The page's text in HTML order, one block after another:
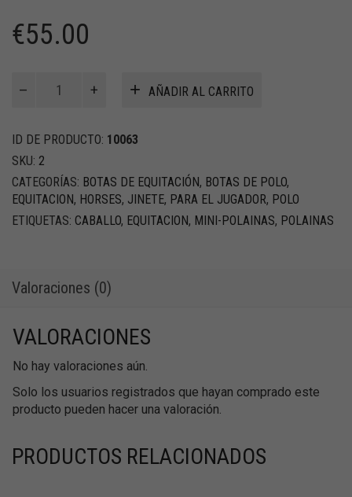
€55.00
cantidad
AÑADIR AL CARRITO
ID DE PRODUCTO: 10063
SKU: 2
CATEGORÍAS: BOTAS DE EQUITACIÓN, BOTAS DE POLO,
EQUITACION, HORSES, JINETE, PARA EL JUGADOR, POLO
ETIQUETAS: CABALLO, EQUITACION, MINI-POLAINAS, POLAINAS
Valoraciones (0)
VALORACIONES
No hay valoraciones aún.
Solo los usuarios registrados que hayan comprado este
producto pueden hacer una valoración.
PRODUCTOS RELACIONADOS